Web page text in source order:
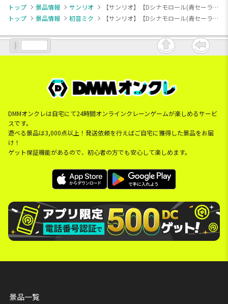
トップ
景品情報 サンリオ
【サンリオ】【Dシナモロール(青セーラー)】初音ミク×シナモロール ぬいぐるみ ～マリンスタイル～（EX）
トップ
景品情報 初音ミク 【サンリオ】【Dシナモロール(青セーラー)】初音ミク×シナモロール ぬいぐるみ ～マリンスタイル～（EX）
DMMオンクレは自宅にて24時間オンラインクレーンゲームが楽しめるサービ
スです。
遊べる景品は3,000点以上！発送依頼を行えばご自宅に獲得した景品をお届
け！
ゲット保証機能があるので、初心者の方でも安心して楽しめます。
景品一覧